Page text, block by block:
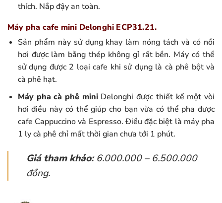
thích. Nắp đậy an toàn.
Máy pha cafe mini Delonghi ECP31.21.
Sản phẩm này sử dụng khay làm nóng tách và có nồi
hơi được làm bằng thép không gỉ rất bền. Máy có thể
sử dụng được 2 loại cafe khi sử dụng là cà phê bột và
cà phê hạt.
Máy pha cà phê miniDelonghi được thiết kế một vòi
hơi điều này có thể giúp cho bạn vừa có thể pha được
cafe Cappuccino và Espresso. Điều đặc biệt là máy pha
1 ly cà phê chỉ mất thời gian chưa tới 1 phút.
Giá tham khảo:6.000.000 – 6.500.000
đồng.